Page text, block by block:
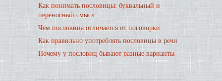
Как понимать пословицы: буквальный и
переносный смысл
Чем пословица отличается от поговорки
Как правильно употреблять пословицы в речи
Почему у пословиц бывают разные варианты